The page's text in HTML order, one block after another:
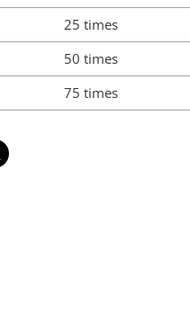
25 times
50 times
75 times